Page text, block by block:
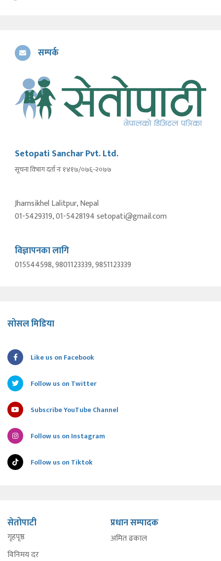
सम्पर्क
Setopati Sanchar Pvt. Ltd.
सूचना विभाग दर्ता नंः १४१७/०७६-२०७७
Jhamsikhel Lalitpur, Nepal
01-5429319, 01-5428194 setopati@gmail.com
विज्ञापनका लागि
015544598, 9801123339, 9851123339
सोसल मिडिया
Like us on Facebook
Follow us on Twitter
Subscribe YouTube Channel
Follow us on Instagram
Follow us on Tiktok
सेतोपाटी
गृहपृष्ठ
विनिमय दर
प्रधान सम्पादक
अमित ढकाल